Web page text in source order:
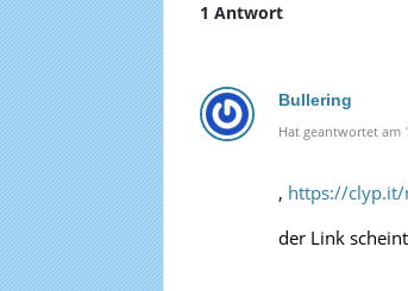
1 Antwort
Bullering
Hat geantwortet am
‚ https://
der Link